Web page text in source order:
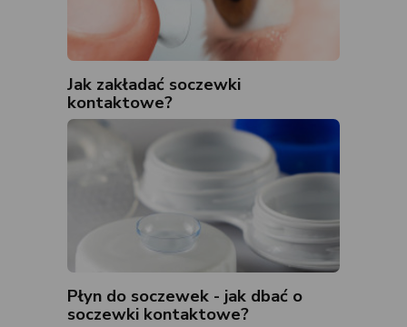
Jak zakładać soczewki
kontaktowe?
Płyn do soczewek - jak dbać o
soczewki kontaktowe?